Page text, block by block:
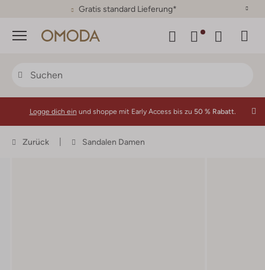
30 Tage Rückgaberecht
Menü
Logge dich ein und shoppe mit Early Access bis zu 50 % Rabatt.
Zurück Sandalen Damen